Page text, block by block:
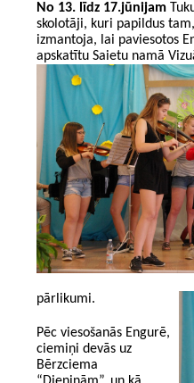
No 13. līdz 17.jūnijam
skolotāji, kuri papildus
izmantoja, lai paviesotos
apskatītu Saietu namā
pārlikumi.
Pēc viesošanās Engurē,
ciemiņi devās uz
Bērzciema